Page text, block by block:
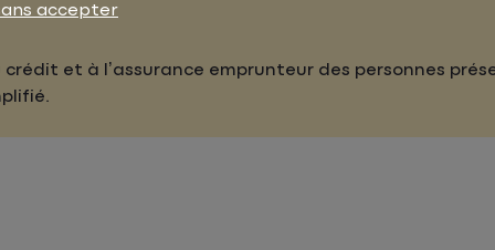
crédit et à l’assurance emprunteur des personnes
accepter